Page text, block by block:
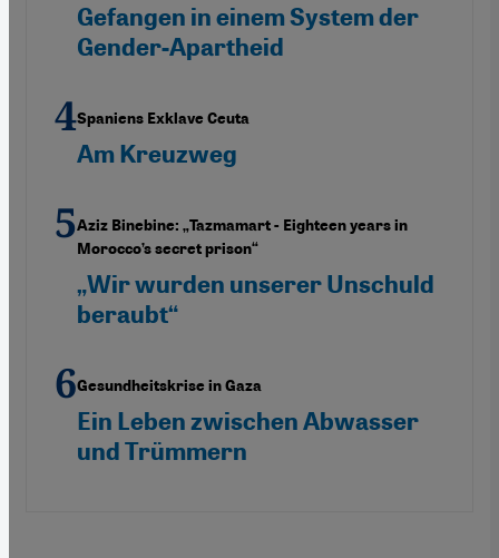
Gefangen in einem System der
Gender-Apartheid
Spaniens Exklave Ceuta
Am Kreuzweg
Aziz Binebine: „Tazmamart - Eighteen years in
Morocco’s secret prison“
„Wir wurden unserer Unschuld
beraubt“
Gesundheitskrise in Gaza
Ein Leben zwischen Abwasser
und Trümmern